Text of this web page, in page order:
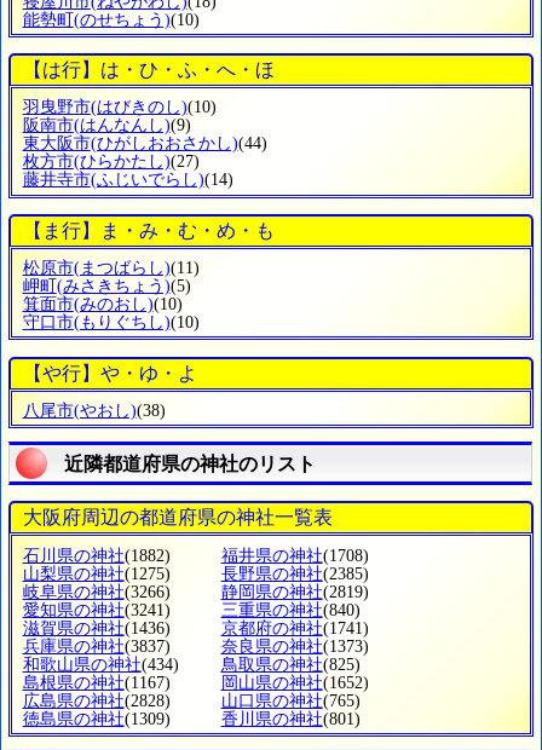
能勢町(のせちょう)(10)
【は行】は・ひ・ふ・へ・ほ
羽曳野市(はびきのし)(10)
阪南市(はんなんし)(9)
東大阪市(ひがしおおさかし)(44)
枚方市(ひらかたし)(27)
藤井寺市(ふじいでらし)(14)
【ま行】ま・み・む・め・も
松原市(まつばらし)(11)
岬町 (みさきちょう)(5)
箕面市(みのおし)(10)
守口市(もりぐちし)(10)
【や行】や・ゆ・よ
八尾市(やおし)(38)
近隣都道府県の神社のリスト
大阪府周辺の都道府県の神社一覧表
石川県の神社(1882) 福井県の神社(1708)
山梨県の神社(1275) 長野県の神社(2385)
岐阜県の神社(3266) 静岡県の神社(2819)
愛知県の神社(3241) 三重県の神社(840)
滋賀県の神社(1436) 京都府の神社(1741)
兵庫県の神社(3837) 奈良県の神社(1373)
和歌山県の神社(434) 鳥取県の神社(825)
島根県の神社(1167) 岡山県の神社(1652)
広島県の神社(2828) 山口県の神社(765)
徳島県の神社(1309) 香川県の神社(801)